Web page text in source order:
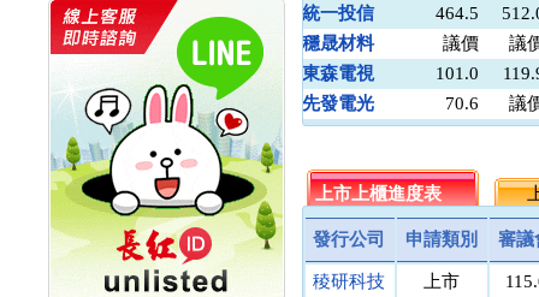
統一投信:主動式ETF溢
價 被盯上
新光人壽保險:新壽Q1外
價金將達996億
宇辰系統科技:宇辰業績
創新高 啟動興櫃轉上櫃
計畫
明緯企業:明緯永續科技
競賽 以電源驅動善的力
量
秀育企業:秀育SHO-U儲
能系統 獲國內首張CNS
認證
統一投信
464.5
穩晟材料
議價
議
東森電視
101.0
先發電光
70.6
議
台泥循環
議價
議
三信商銀
議價
菘凱科技
議價
匯頂電腦
議價
上市上櫃進度表 上
發行公司 申請類別 審議
稜研科技 上市